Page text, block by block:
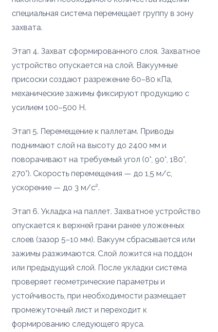
специальная система перемещает группу в зону
захвата.
Этап 4. Захват сформированного слоя. Захватное
устройство опускается на слой. Вакуумные
присоски создают разрежение 60–80 кПа,
механические зажимы фиксируют продукцию с
усилием 100–500 Н.
Этап 5. Перемещение к паллетам. Приводы
поднимают слой на высоту до 2400 мм и
поворачивают на требуемый угол (0°, 90°, 180°,
270°). Скорость перемещения — до 1,5 м/с,
ускорение — до 3 м/с².
Этап 6. Укладка на паллет. Захватное устройство
опускается к верхней грани ранее уложенных
слоев (зазор 5–10 мм). Вакуум сбрасывается или
зажимы разжимаются. Слой ложится на поддон
или предыдущий слой. После укладки система
проверяет геометрические параметры и
устойчивость, при необходимости размещает
промежуточный лист и переходит к
формированию следующего яруса.